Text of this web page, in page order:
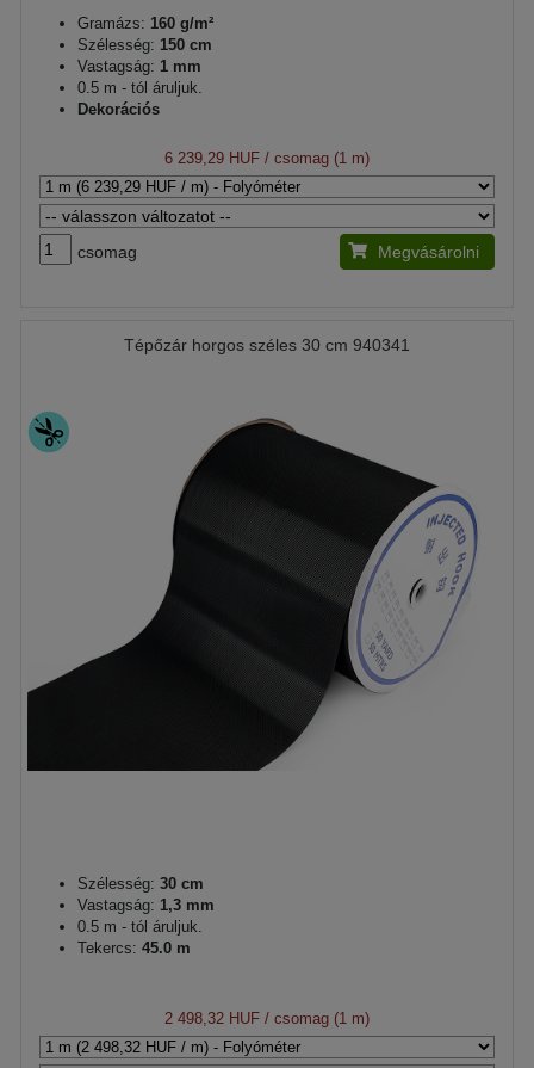
Gramázs: 160 g/m²
Szélesség: 150 cm
Vastagság: 1 mm
0.5 m - tól áruljuk.
Dekorációs
6 239,29 HUF / csomag (1 m)
csomag Megvásárolni
Tépőzár horgos széles 30 cm 940341
Szélesség: 30 cm
Vastagság: 1,3 mm
0.5 m - tól áruljuk.
Tekercs: 45.0 m
2 498,32 HUF / csomag (1 m)